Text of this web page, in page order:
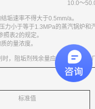
10.0～
垢速率不得大于0.5mm/a。
力小于等于1.3MPa的蒸汽锅炉和
表2的规定。
的量浓度。
，阻垢剂残余量应符合药剂生产
标准值